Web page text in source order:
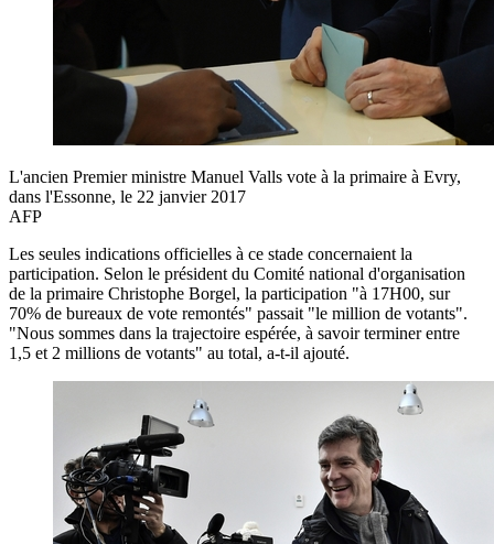
L'ancien Premier ministre Manuel Valls vote à la primaire à Evry,
dans l'Essonne, le 22 janvier 2017
AFP
Les seules indications officielles à ce stade concernaient la
participation. Selon le président du Comité national d'organisation
de la primaire Christophe Borgel, la participation "à 17H00, sur
70% de bureaux de vote remontés" passait "le million de votants".
"Nous sommes dans la trajectoire espérée, à savoir terminer entre
1,5 et 2 millions de votants" au total, a-t-il ajouté.